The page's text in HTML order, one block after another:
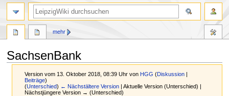
SachsenBank
Version vom 13. Oktober 2018, 08:39 Uhr vonHGG (Diskussion |
Beiträge)
(Unterschied) ← Nächstältere Version | Aktuelle Version (Unterschied) |
Nächstjüngere Version → (Unterschied)
mehr